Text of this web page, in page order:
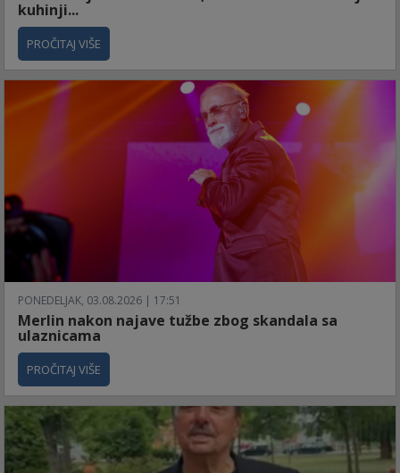
kuhinji...
PROČITAJ VIŠE
PONEDELJAK, 03.08.2026 | 17:51
Merlin nakon najave tužbe zbog skandala sa
ulaznicama
PROČITAJ VIŠE